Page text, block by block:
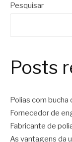
Pesquisar
Posts
Polias com bucha
Fornecedor de
Fabricante de
As vantagens da